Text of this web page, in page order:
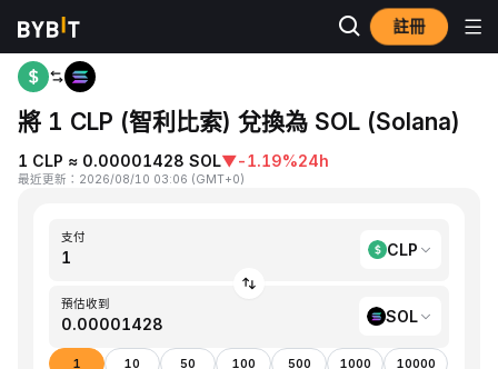
註冊
首頁 CLP to SOL
將 1 CLP (智利比索) 兌換為 SOL (Solana)
1 CLP ≈ 0.00001428 SOL▼-1.19%24h
最近更新 ： 2026/08/10 03:06 (GMT+0)
支付
CLP
預估收到
SOL
1 10 50 100 500 1000 10000